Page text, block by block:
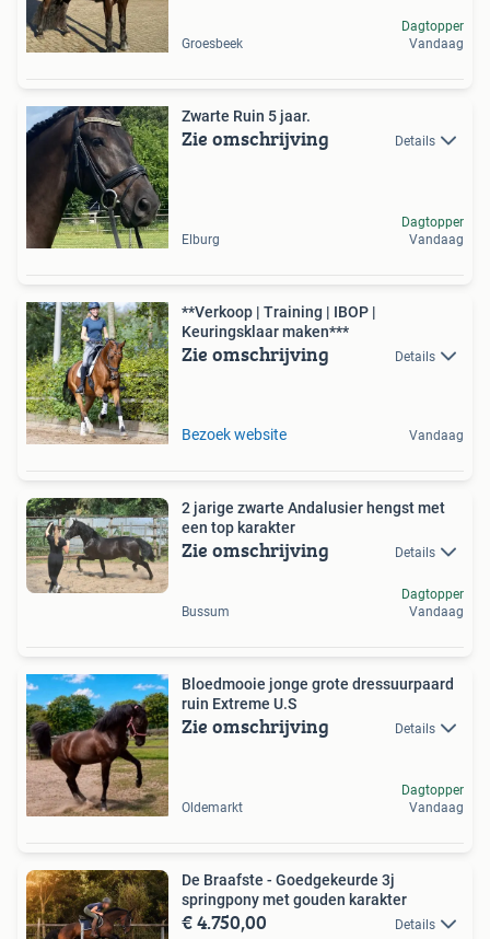
Groesbeek
Dagtopper
Vandaag
Zwarte Ruin 5 jaar.
Zie omschrijving Details
Elburg
Dagtopper
Vandaag
**Verkoop | Training | IBOP |
Keuringsklaar maken***
Zie omschrijving Details
Bezoek website Vandaag
2 jarige zwarte Andalusier hengst met
een top karakter
Zie omschrijving Details
Bussum
Dagtopper
Vandaag
Bloedmooie jonge grote dressuurpaard
ruin Extreme U.S
Zie omschrijving Details
Oldemarkt
Dagtopper
Vandaag
De Braafste - Goedgekeurde 3j
springpony met gouden karakter
€ 4.750,00 Details